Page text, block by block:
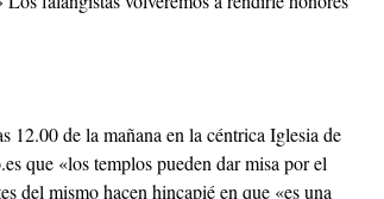
12.00 de la mañana en la céntrica Iglesia de
que «los templos pueden dar misa por el
del mismo hacen hincapié en que «es una